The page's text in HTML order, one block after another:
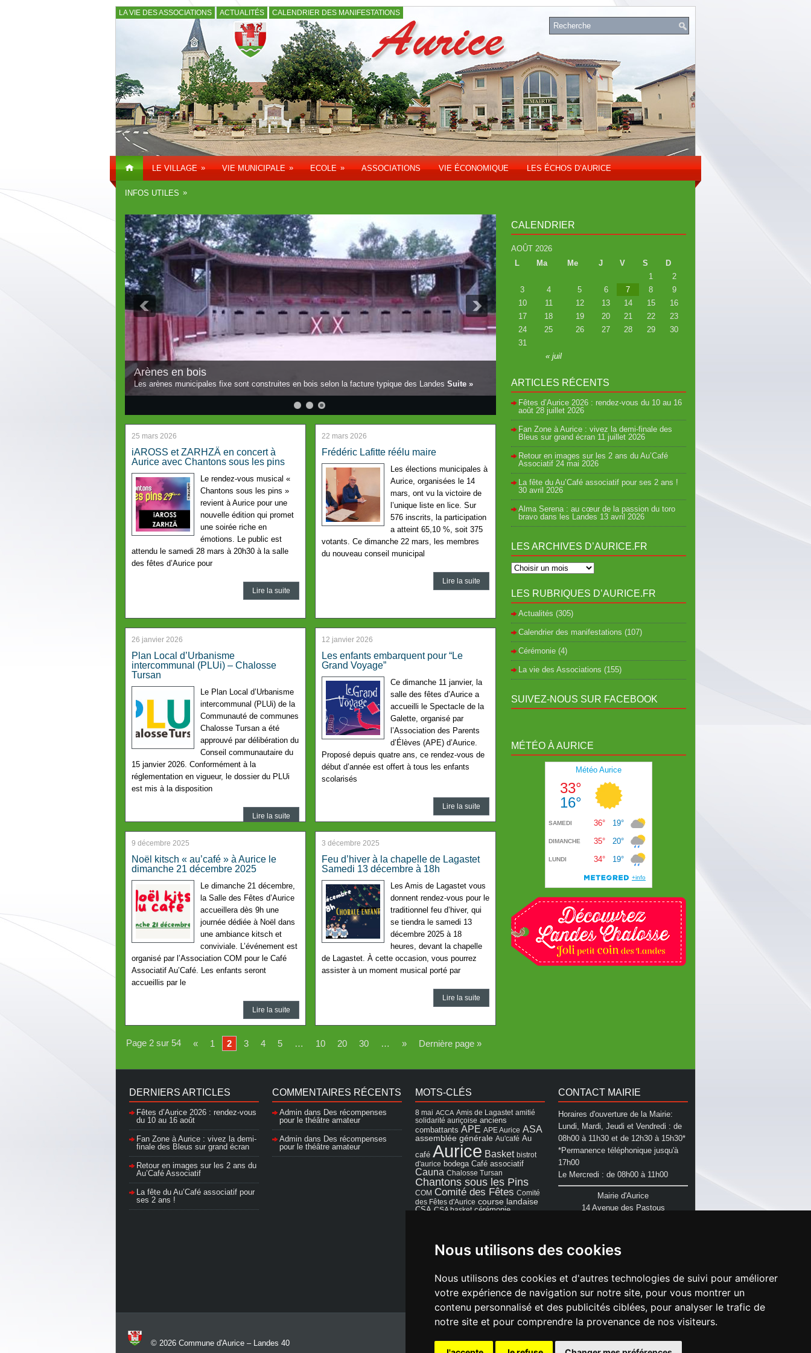
Nous utilisons des cookies
Nous utilisons des cookies et d'autres technologies de suivi pour améliorer
votre expérience de navigation sur notre site, pour vous montrer un
contenu personnalisé et des publicités ciblées, pour analyser le trafic de
notre site et pour comprendre la provenance de nos visiteurs.
LA VIE DES ASSOCIATIONS ACTUALITÉS CALENDRIER DES MANIFESTATIONS
LE VILLAGE » VIE MUNICIPALE » ECOLE » ASSOCIATIONS VIE ÉCONOMIQUE LES ÉCHOS D’AURICE
INFOS UTILES »
Arènes en bois
Les arènes municipales fixe sont construites en bois selon la facture typique des Landes Suite »
25 mars 2026
iAROSS et ZARHZÄ en concert à
Aurice avec Chantons sous les pins
Le rendez-vous musical «
Chantons sous les pins »
revient à Aurice pour une
nouvelle édition qui promet
une soirée riche en
émotions. Le public est
attendu le samedi 28 mars à 20h30 à la salle
des fêtes d’Aurice pour
Lire la suite
22 mars 2026
Frédéric Lafitte réélu maire
Les élections municipales à
Aurice, organisées le 14
mars, ont vu la victoire de
l’unique liste en lice. Sur
576 inscrits, la participation
a atteint 65,10 %, soit 375
votants. Ce dimanche 22 mars, les membres
du nouveau conseil municipal
Lire la suite
26 janvier 2026
Plan Local d’Urbanisme
intercommunal (PLUi) – Chalosse
Tursan
Le Plan Local d’Urbanisme
intercommunal (PLUi) de la
Communauté de communes
Chalosse Tursan a été
approuvé par délibération du
Conseil communautaire du
15 janvier 2026. Conformément à la
réglementation en vigueur, le dossier du PLUi
est mis à la disposition
Lire la suite
12 janvier 2026
Les enfants embarquent pour “Le
Grand Voyage”
Ce dimanche 11 janvier, la
salle des fêtes d’Aurice a
accueilli le Spectacle de la
Galette, organisé par
l’Association des Parents
d’Élèves (APE) d’Aurice.
Proposé depuis quatre ans, ce rendez-vous de
début d’année est offert à tous les enfants
scolarisés
Lire la suite
9 décembre 2025
Noël kitsch « au’café » à Aurice le
dimanche 21 décembre 2025
Le dimanche 21 décembre,
la Salle des Fêtes d’Aurice
accueillera dès 9h une
journée dédiée à Noël dans
une ambiance kitsch et
conviviale. L’événement est
organisé par l’Association COM pour le Café
Associatif Au’Café. Les enfants seront
accueillis par le
Lire la suite
3 décembre 2025
Feu d’hiver à la chapelle de Lagastet
Samedi 13 décembre à 18h
Les Amis de Lagastet vous
donnent rendez-vous pour le
traditionnel feu d’hiver, qui
se tiendra le samedi 13
décembre 2025 à 18
heures, devant la chapelle
de Lagastet. À cette occasion, vous pourrez
assister à un moment musical porté par
Lire la suite
Page 2 sur 54 « 1 2 3 4 5 … 10 20 30 … » Dernière page »
CALENDRIER
AOÛT 2026
L
Ma Me J V S D
« juil
1
2
3
4 5 6 7 8
9
10
11 12 13 14 15
16
17
18 19 20 21 22
23
24
25 26 27 28 29
30
31
ARTICLES RÉCENTS
Fêtes d’Aurice 2026 : rendez-vous du 10 au 16
août 28 juillet 2026
Fan Zone à Aurice : vivez la demi-finale des
Bleus sur grand écran 11 juillet 2026
Retour en images sur les 2 ans du Au’Café
Associatif 24 mai 2026
La fête du Au’Café associatif pour ses 2 ans !
30 avril 2026
Alma Serena : au cœur de la passion du toro
bravo dans les Landes 13 avril 2026
LES ARCHIVES D’AURICE.FR
LES RUBRIQUES D’AURICE.FR
Actualités (305)
Calendrier des manifestations (107)
Cérémonie (4)
La vie des Associations (155)
SUIVEZ-NOUS SUR FACEBOOK
MÉTÉO À AURICE
DERNIERS ARTICLES
Fêtes d’Aurice 2026 : rendez-vous
du 10 au 16 août
Fan Zone à Aurice : vivez la demi-
finale des Bleus sur grand écran
Retour en images sur les 2 ans du
Au’Café Associatif
La fête du Au’Café associatif pour
ses 2 ans !
COMMENTAIRES RÉCENTS
Admin dans Des récompenses
pour le théâtre amateur
Admin dans Des récompenses
pour le théâtre amateur
MOTS-CLÉS
8 mai ACCA Amis de Lagastet amitié
solidarité auriçoise anciens
combattants APE APE Aurice ASA
assemblée générale Au'café Au
café Aurice Basket bistrot
d'aurice bodega Café associatif
Cauna Chalosse Tursan
Chantons sous les Pins
COM Comité des Fêtes Comité
des Fêtes d'Aurice course landaise
CSA CSA basket cérémonie
Lagastet Mairie Pastous et
Pastourettes Photo Club
salle des fêtes salle des
fêtes d'aurice Souprosse théâtre
TN10 vide grenier Voeux école
CONTACT MAIRIE
Horaires d'ouverture de la Mairie:
Lundi, Mardi, Jeudi et Vendredi : de
08h00 à 11h30 et de 12h30 à 15h30*
*Permanence téléphonique jusqu'à
17h00
Le Mercredi : de 08h00 à 11h00
Mairie d'Aurice
14 Avenue des Pastous
Plus d'infos »
© 2026 Commune d'Aurice – Landes 40
visiteurs depuis le 1er janvier 2015